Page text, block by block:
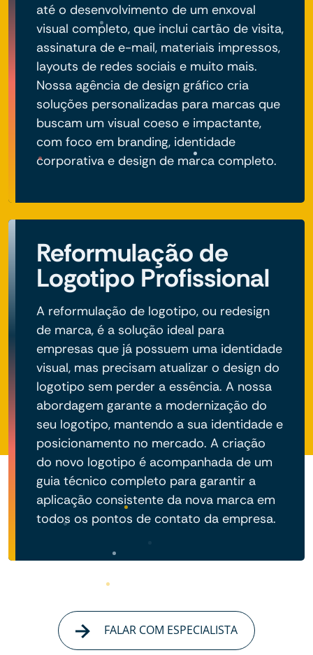
até o desenvolvimento de um enxoval
visual completo, que inclui cartão de visita,
assinatura de e-mail, materiais impressos,
layouts de redes sociais e muito mais.
Nossa agência de design gráfico cria
soluções personalizadas para marcas que
buscam um visual coeso e impactante,
com foco em branding, identidade
corporativa e design de marca completo.
Reformulação de
Logotipo Profissional
A reformulação de logotipo, ou redesign
de marca, é a solução ideal para
empresas que já possuem uma identidade
visual, mas precisam atualizar o design do
logotipo sem perder a essência. A nossa
abordagem garante a modernização do
seu logotipo, mantendo a sua identidade e
posicionamento no mercado. A criação
do novo logotipo é acompanhada de um
guia técnico completo para garantir a
aplicação consistente da nova marca em
todos os pontos de contato da empresa.
FALAR COM ESPECIALISTA